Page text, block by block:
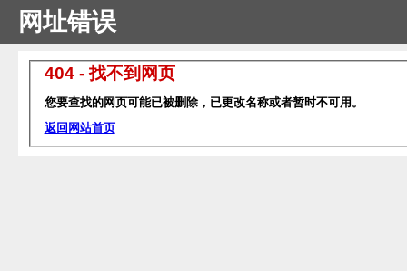
网址错误
404 - 找不到网页
您要查找的网页可能已被删除，已更改名称或者暂时不可用。
返回网站首页